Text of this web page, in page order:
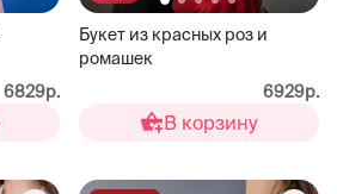
6829р.
Букет из красных роз и
ромашек
6929р.
В корзину